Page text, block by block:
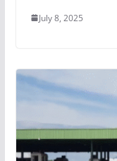
July 8, 2025